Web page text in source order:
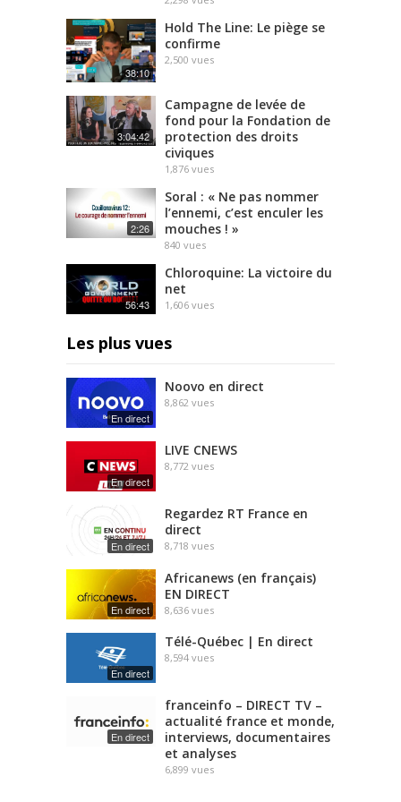
38:10
Hold The Line: Le piège se
confirme
2,500 vues
3:04:42
Campagne de levée de
fond pour la Fondation de
protection des droits
civiques
1,876 vues
2:26
Soral : « Ne pas nommer
l’ennemi, c’est enculer les
mouches ! »
840 vues
56:43
Chloroquine: La victoire du
net
1,606 vues
Les plus vues
En direct
Noovo en direct
8,862 vues
En direct
LIVE CNEWS
8,772 vues
En direct
Regardez RT France en
direct
8,718 vues
En direct
Africanews (en français)
EN DIRECT
8,636 vues
En direct
Télé-Québec | En direct
8,594 vues
En direct
franceinfo – DIRECT TV –
actualité france et monde,
interviews, documentaires
et analyses
6,899 vues